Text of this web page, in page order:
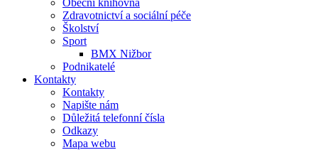
Obecní knihovna
Zdravotnictví a sociální péče
Školství
Sport
BMX Nižbor
Podnikatelé
Kontakty
Kontakty
Napište nám
Důležitá telefonní čísla
Odkazy
Mapa webu